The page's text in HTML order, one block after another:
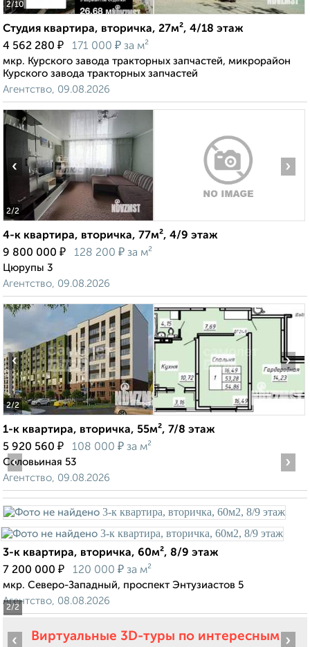
2/10
Студия квартира, вторичка, 27м², 4/18 этаж
4 562 280 ₽ 171 000 ₽ за м²
мкр. Курского завода тракторных запчастей, микрорайон
Курского завода тракторных запчастей
Агентство, 09.08.2026
2/2
‹ ›
4-к квартира, вторичка, 77м², 4/9 этаж
9 800 000 ₽ 128 200 ₽ за м²
Цюрупы 3
Агентство, 09.08.2026
2/2
‹ ›
1-к квартира, вторичка, 55м², 7/8 этаж
5 920 560 ₽ 108 000 ₽ за м²
Соловьиная 53
Агентство, 09.08.2026
2/2
‹ ›
3-к квартира, вторичка, 60м², 8/9 этаж
7 200 000 ₽ 120 000 ₽ за м²
мкр. Северо-Западный, проспект Энтузиастов 5
Агентство, 08.08.2026
Виртуальные 3D-туры по интересным
‹ ›